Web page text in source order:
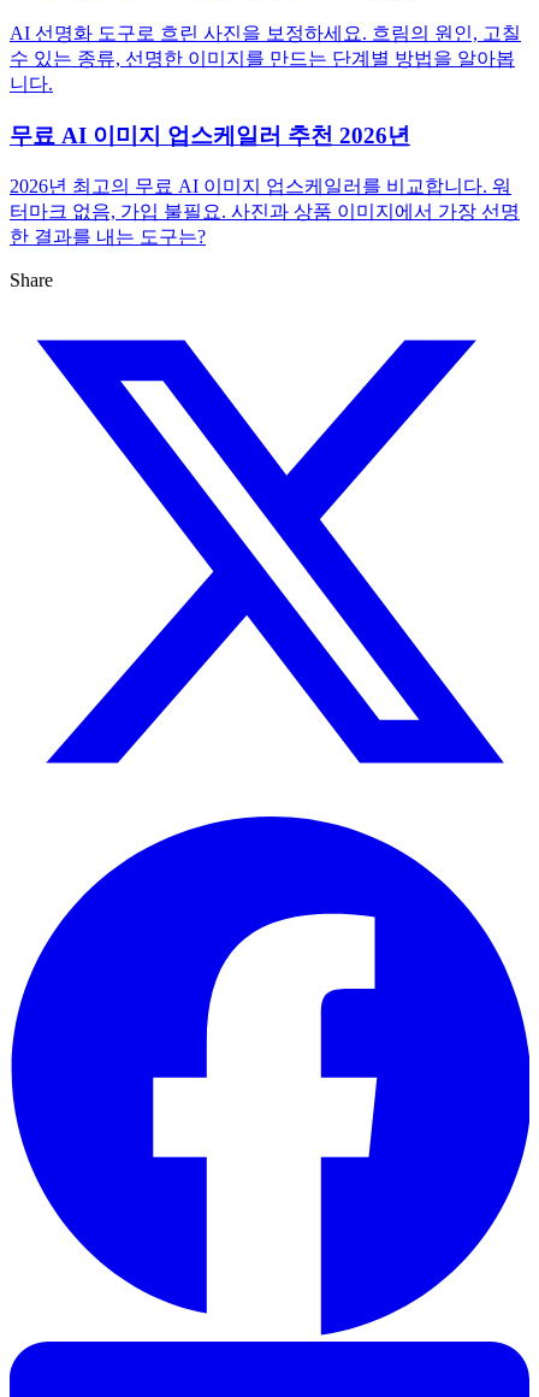
AI 선명화 도구로 흐린 사진을 보정하세요. 흐림의 원인, 고칠
수 있는 종류, 선명한 이미지를 만드는 단계별 방법을 알아봅
니다.
무료 AI 이미지 업스케일러 추천 2026년
2026년 최고의 무료 AI 이미지 업스케일러를 비교합니다. 워
터마크 없음, 가입 불필요. 사진과 상품 이미지에서 가장 선명
한 결과를 내는 도구는?
Share